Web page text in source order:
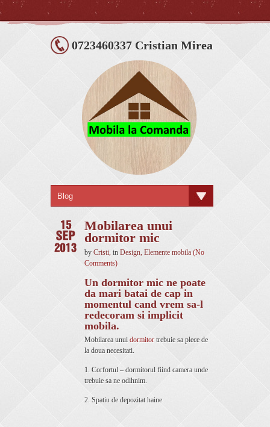
0723460337 Cristian Mirea
Mobilarea unui
dormitor mic
by Cristi, in Design, Elemente mobila (No
Comments)
Un dormitor mic ne poate
da mari batai de cap in
momentul cand vrem sa-l
redecoram si implicit
mobila.
Mobilarea unui dormitor trebuie sa plece de
la doua necesitati.
1. Corfortul – dormitorul fiind camera unde
trebuie sa ne odihnim.
2. Spatiu de depozitat haine